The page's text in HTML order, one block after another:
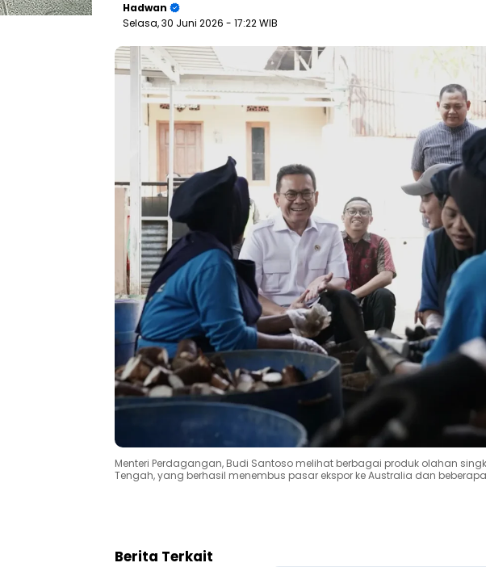
Hadwan
Selasa, 30 Juni 2026 - 17:22 WIB
Menteri Perdagangan, Budi Santoso melihat berbagai produk olahan
Tengah, yang berhasil menembus pasar ekspor ke Australia dan
Berita Terkait